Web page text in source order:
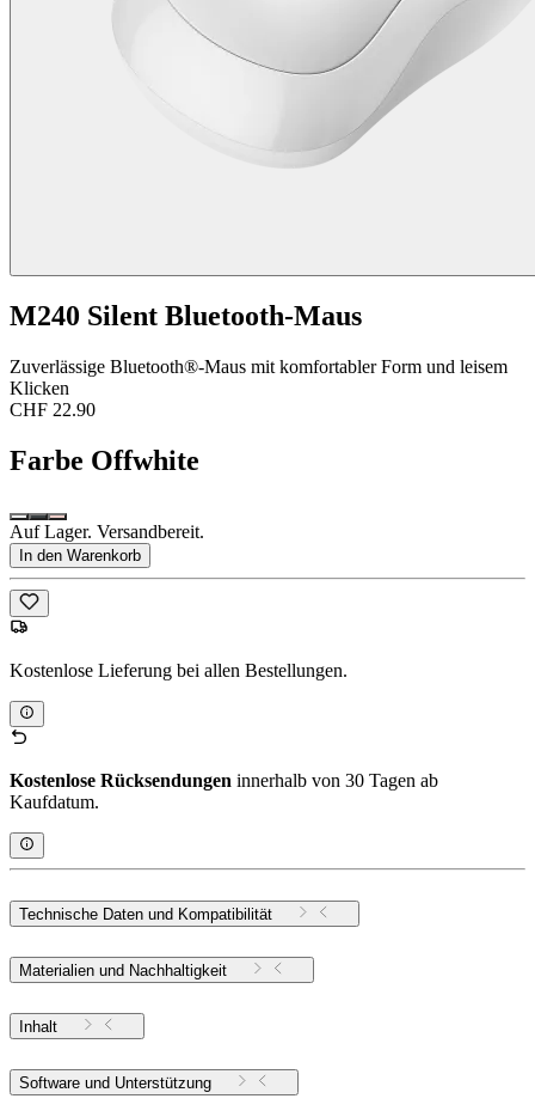
M240 Silent Bluetooth-Maus
Zuverlässige Bluetooth®-Maus mit komfortabler Form und leisem
Klicken
CHF 22.90
Farbe Offwhite
Auf Lager. Versandbereit.
In den Warenkorb
Kostenlose Lieferung bei allen Bestellungen.
Kostenlose Rücksendungen innerhalb von 30 Tagen ab
Kaufdatum.
Technische Daten und Kompatibilität
Materialien und Nachhaltigkeit
Inhalt
Software und Unterstützung